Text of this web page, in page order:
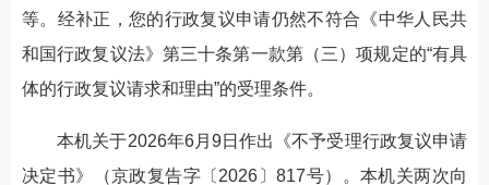
等。经补正，您的行政复议申请仍然不符合《中华人民共
和国行政复议法》第三十条第一款第（三）项规定的“有具
体的行政复议请求和理由”的受理条件。
本机关于2026年6月9日作出《不予受理行政复议申请
决定书》（京政复告字〔2026〕817号）。本机关两次向